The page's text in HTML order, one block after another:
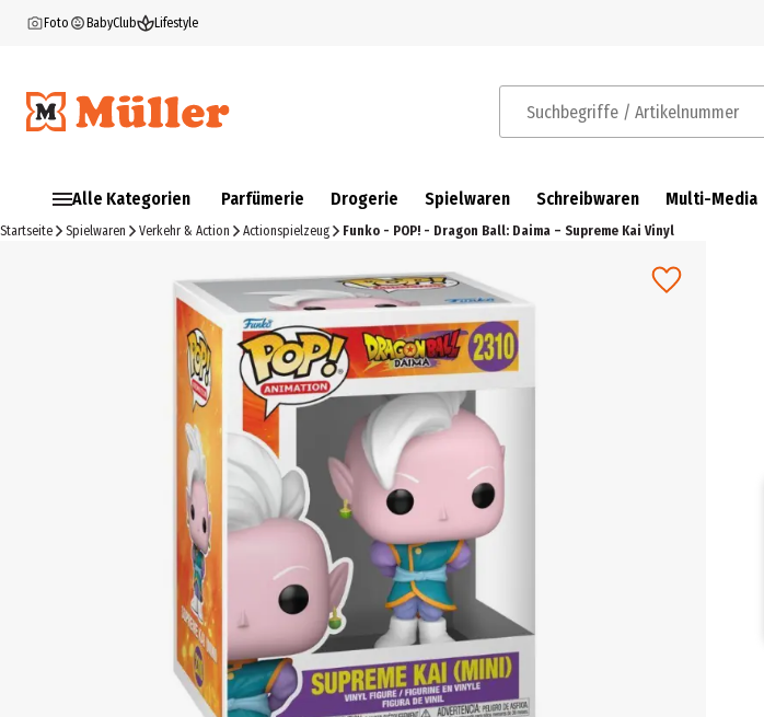
Foto BabyClub Lifestyle
Suchbegriffe / Artikelnummer
Alle Kategorien Parfümerie Drogerie Spielwaren Schreibwaren Multi-Media
Startseite Spielwaren Verkehr & Action Actionspielzeug Funko - POP! - Dragon Ball: Daima – Supreme Kai Vinyl